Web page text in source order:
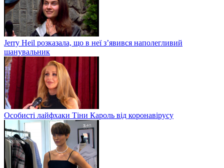
Jerry Heil розказала, що в неї з’явився наполегливий
шанувальник
Особисті лайфхаки Тіни Кароль від коронавірусу